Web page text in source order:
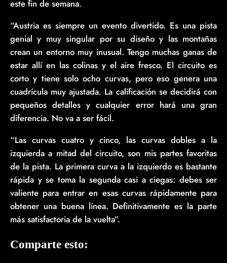
este fin de semana.
“Austria es siempre un evento divertido. Es una pista
genial y muy singular por su diseño y las montañas
crean un entorno muy inusual. Tengo muchas ganas de
estar allí en las colinas y el aire fresco. El circuito es
corto y tiene solo ocho curvas, pero eso genera una
cuadrícula muy ajustada. La calificación se decidirá con
pequeños detalles y cualquier error hará una gran
diferencia. No va a ser fácil.
“Las curvas cuatro y cinco, las curvas dobles a la
izquierda a mitad del circuito, son mis partes favoritas
de la pista. La primera curva a la izquierdo es bastante
rápida y se toma la segunda casi a ciegas: debes ser
valiente para entrar en esas curvas rápidamente para
obtener una buena línea. Definitivamente es la parte
más satisfactoria de la vuelta”.
Comparte esto: